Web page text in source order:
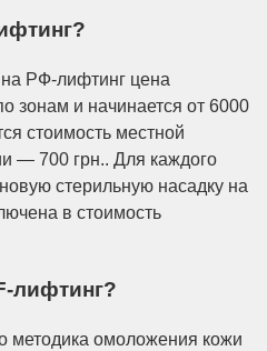
РФ-лифтинг цена
зонам и начинается от 6000
стоимость местной
— 700 грн.. Для каждого
стерильную насадку на
в стоимость
лифтинг?
методика омоложения кожи